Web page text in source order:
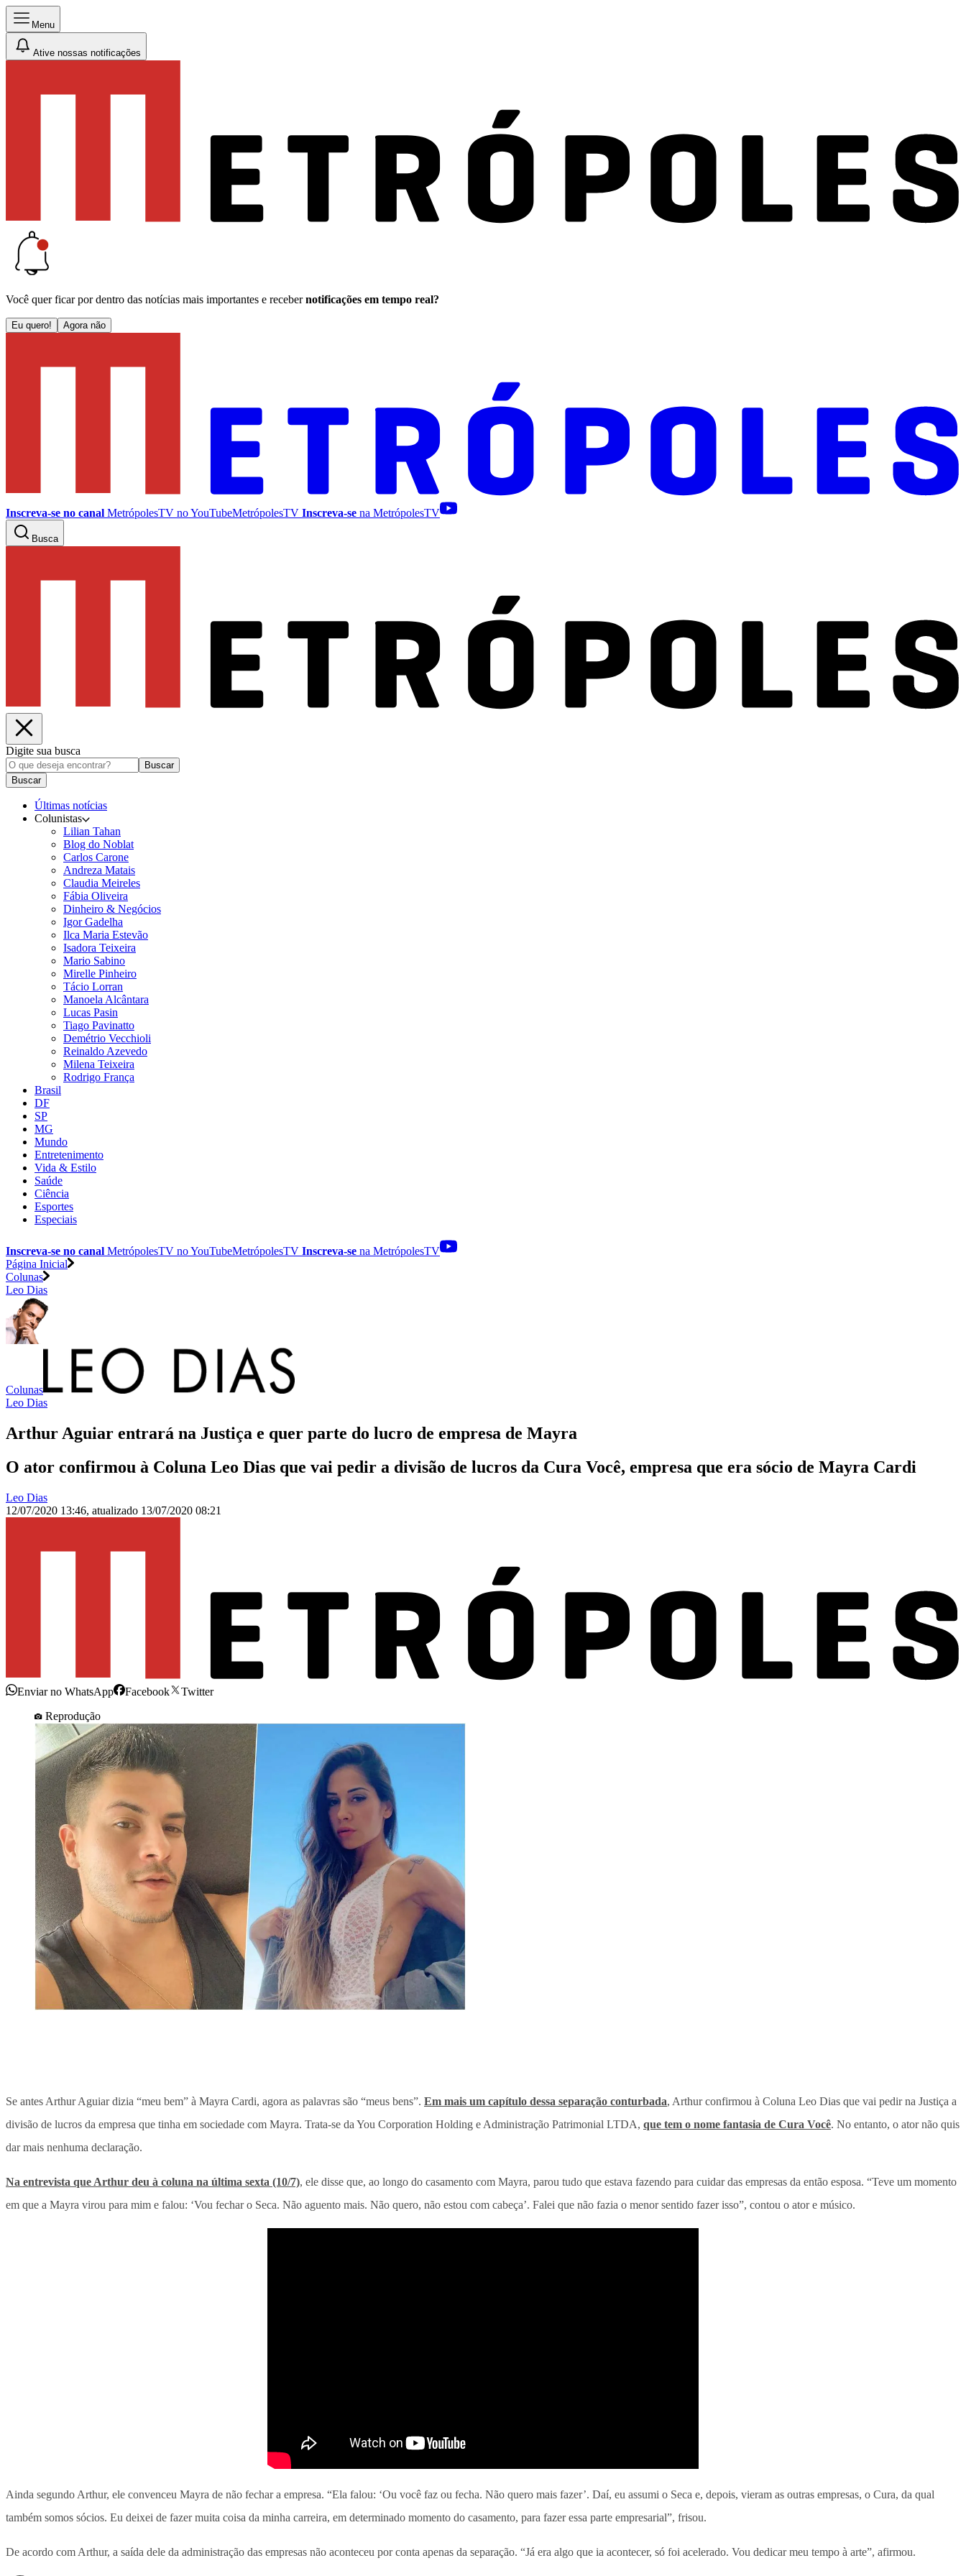
Menu
Ative nossas notificações
Você quer ficar por dentro das notícias mais importantes e receber notificações em tempo real?
Eu quero! Agora não
Inscreva-se no canal MetrópolesTV noYouTubeMetrópolesTV Inscreva-se na MetrópolesTV
Busca
Digite sua busca
Buscar
Buscar
Últimas notícias
Colunistas
Lilian Tahan
Blog do Noblat
Carlos Carone
Andreza Matais
Claudia Meireles
Fábia Oliveira
Dinheiro & Negócios
Igor Gadelha
Ilca Maria Estevão
Isadora Teixeira
Mario Sabino
Mirelle Pinheiro
Tácio Lorran
Manoela Alcântara
Lucas Pasin
Tiago Pavinatto
Demétrio Vecchioli
Reinaldo Azevedo
Milena Teixeira
Rodrigo França
Brasil
DF
SP
MG
Mundo
Entretenimento
Vida & Estilo
Saúde
Ciência
Esportes
Especiais
Inscreva-se no canal MetrópolesTV noYouTubeMetrópolesTV Inscreva-se na MetrópolesTV
Página Inicial
Colunas
Leo Dias
Colunas
Leo Dias
Arthur Aguiar entrará na Justiça e quer parte do lucro de empresa de Mayra
O ator confirmou à Coluna Leo Dias que vai pedir a divisão de lucros da Cura Você, empresa que era sócio de Mayra Cardi
Leo Dias
12/07/2020 13:46, atualizado 13/07/2020 08:21
Enviar no WhatsApp Facebook
Twitter
Reprodução
Se antes Arthur Aguiar dizia “meu bem” à Mayra Cardi, agora as palavras são “meus bens”. Em mais um capítulo dessa separação conturbada, Arthur confirmou à Coluna Leo Dias que vai pedir na Justiça a
divisão de lucros da empresa que tinha em sociedade com Mayra. Trata-se da You Corporation Holding e Administração Patrimonial LTDA, que tem o nome fantasia de Cura Você. No entanto, o ator não quis
dar mais nenhuma declaração.
Na entrevista que Arthur deu à coluna na última sexta (10/7), ele disse que, ao longo do casamento com Mayra, parou tudo que estava fazendo para cuidar das empresas da então esposa. “Teve um momento
em que a Mayra virou para mim e falou: ‘Vou fechar o Seca. Não aguento mais. Não quero, não estou com cabeça’. Falei que não fazia o menor sentido fazer isso”, contou o ator e músico.
Ainda segundo Arthur, ele convenceu Mayra de não fechar a empresa. “Ela falou: ‘Ou você faz ou fecha. Não quero mais fazer’. Daí, eu assumi o Seca e, depois, vieram as outras empresas, o Cura, da qual
também somos sócios. Eu deixei de fazer muita coisa da minha carreira, em determinado momento do casamento, para fazer essa parte empresarial”, frisou.
De acordo com Arthur, a saída dele da administração das empresas não aconteceu por conta apenas da separação. “Já era algo que ia acontecer, só foi acelerado. Vou dedicar meu tempo à arte”, afirmou.